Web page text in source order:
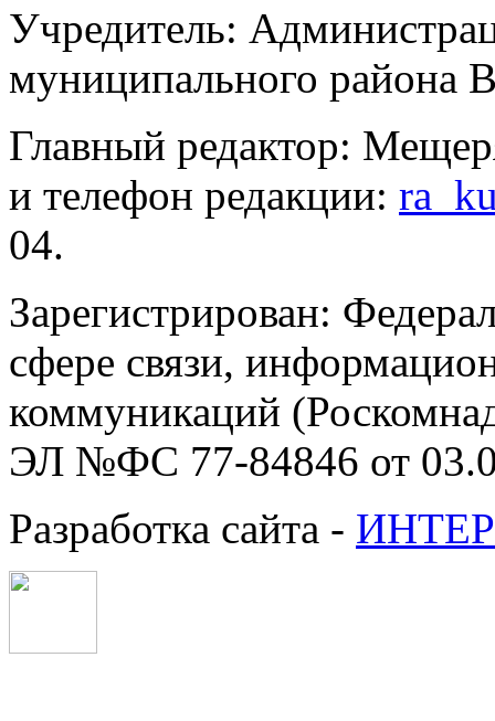
Учредитель:
муниципального района
Главный редактор:
и телефон редакции:
04.
Зарегистрирован:
сфере связи,
коммуникаций
ЭЛ №ФС 77-84846 от
Разработка сайта -